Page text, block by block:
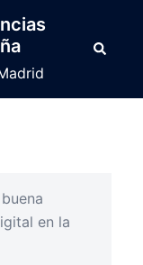
Buscar
en la